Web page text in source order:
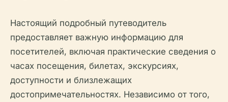
Настоящий подробный путеводитель
предоставляет важную информацию для
посетителей, включая практические сведения о
часах посещения, билетах, экскурсиях,
доступности и близлежащих
достопримечательностях. Независимо от того,